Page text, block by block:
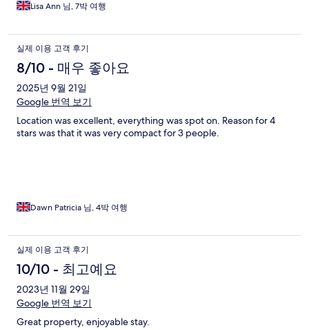
Lisa Ann 님, 7박 여행
실제 이용 고객 후기
8/10 - 매우 좋아요
2025년 9월 21일
Google 번역 보기
Location was excellent, everything was spot on. Reason for 4
stars was that it was very compact for 3 people.
Dawn Patricia 님, 4박 여행
실제 이용 고객 후기
10/10 - 최고예요
2023년 11월 29일
Google 번역 보기
Great property, enjoyable stay.